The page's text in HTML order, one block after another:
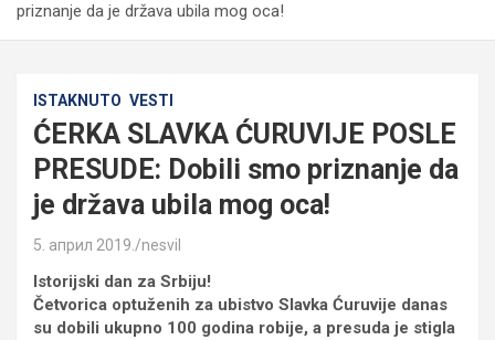
priznanje da je država ubila mog oca!
ISTAKNUTO VESTI
ĆERKA SLAVKA ĆURUVIJE POSLE
PRESUDE: Dobili smo priznanje da
je država ubila mog oca!
5. април 2019. nesvil
Istorijski dan za Srbiju!
Četvorica optuženih za ubistvo Slavka Ćuruvije danas
su dobili ukupno 100 godina robije, a presuda je stigla